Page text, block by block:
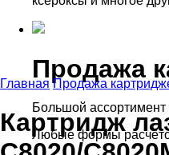
Продажа
Большой ассортимент
Любые формы
Главная Продажа
Картридж